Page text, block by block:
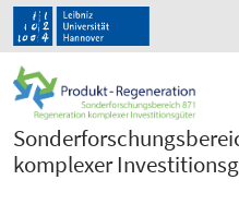
komplexer